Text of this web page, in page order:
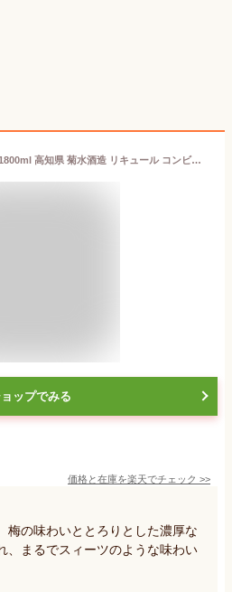
土佐菊水 マンゴー梅酒 1800ml 高知県 菊水酒造 リキュール コンビニ受取対応商品 父の日 プレゼント
ップでみる
価格と在庫を楽天でチェック >>
梅の味わいととろりとした濃厚な
、まるでスィーツのような味わい